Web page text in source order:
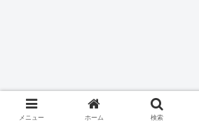
メニュー ホーム 検索